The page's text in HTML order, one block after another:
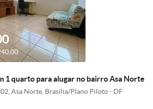
1 quarto para alugar no bairro Asa Norte
Asa Norte, Brasília/Plano Piloto - DF